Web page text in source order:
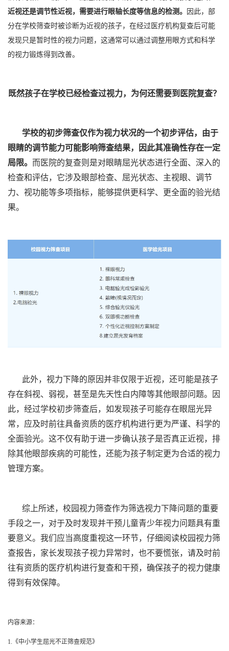
近视还是调节性近视，需要进行眼轴长度等信息的检测。
因此，部
分在学校筛查时被诊断为近视的孩子，在经过医疗机构复查后可能
发现只是暂时性的视力问题，这通常可以通过调整用眼方式和科学
的视力锻炼得到改善。
既然孩子在学校已经检查过视力，为何还需要到医院复查？
学校的初步筛查仅作为视力状况的一个初步评估，由于
眼睛的调节能力可能影响筛查结果，因此其准确性存在一定
局限。 而医院的复查则是对眼睛屈光状态进行全面、深入的
检查和评估，它涉及眼部检查、屈光状态、主视眼、调节
力、视功能等多项指标，能够提供更科学、更全面的验光结
果。
此外，视力下降的原因并非仅限于近视，还可能是孩子
存在斜视、弱视，甚至是先天性白内障等其他眼部问题。因
此，经过学校初步筛查后，如发现孩子可能存在眼屈光异
常，应及时前往具备资质的医疗机构进行更为严谨、科学的
全面验光。这不仅有助于进一步确认孩子是否真正近视，排
除其他眼部疾病的可能性，还能为孩子制定更为合适的视力
管理方案。
综上所述，校园视力筛查作为筛选视力下降问题的重要
手段之一，对于及时发现并干预儿童青少年视力问题具有重
要意义。我们应当高度重视这一环节，仔细阅读校园视力筛
查报告，家长发现孩子视力异常时，也不要慌张，请及时前
往有资质的医疗机构进行复查和干预，确保孩子的视力健康
得到有效保障。
内容来源：
1.《中小学生屈光不正筛查规范》